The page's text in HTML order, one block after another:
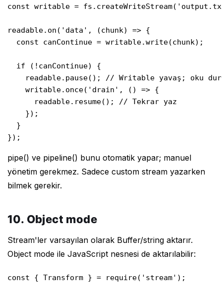
const writable =
readable.on('data', (chunk) => {
  const canContinue = writable.write(chunk);
  if (!canContinue) {
readable.pause(); // Writable yavaş; oku
    writable.once('drain', () => {
      readable.resume(); // Tekrar yaz
    });
  }
});
pipe() ve pipeline() bunu otomatik yapar; manuel
yönetim gerekmez. Sadece custom stream yazarken
bilmek gerekir.
10. Object mode
Stream'ler varsayılan olarak Buffer/string aktarır.
Object mode ile JavaScript nesnesi de aktarılabilir:
const { Transform } = require('stream');